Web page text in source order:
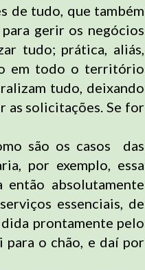
de tudo, que também
gerir os negócios
tudo; prática, aliás,
em todo o território
tudo, deixando
as solicitações. Se for
são os casos das
por exemplo, essa
absolutamente
essenciais, de
prontamente pelo
para o chão, e daí por